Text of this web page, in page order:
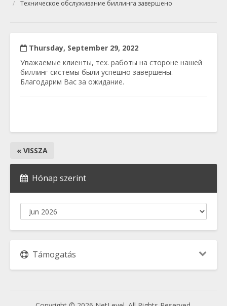
Техническое обслуживание биллинга завершено
Thursday, September 29, 2022
Уважаемые клиенты, тех. работы на стороне нашей
биллинг системы были успешно завершены.
Благодарим Вас за ожидание.
« VISSZA
Hónap szerint
Támogatás